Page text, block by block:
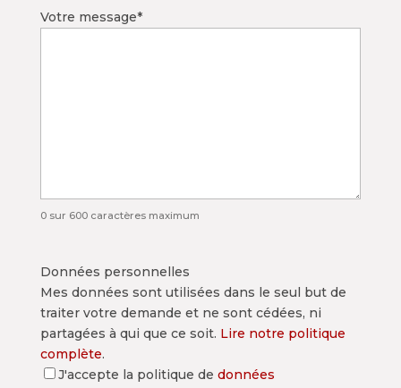
Votre message*
0 sur 600 caractères maximum
Données personnelles
Mes données sont utilisées dans le seul but de
traiter votre demande et ne sont cédées, ni
partagées à qui que ce soit. Lire notre politique
complète.
J'accepte la politique de données